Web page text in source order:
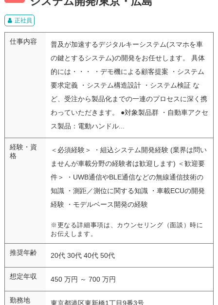
正社員
仕事内容
普及が加速するデジタルキーシステム(スマホを車
の鍵とするシステム)の開発をお任せします。 具体
的には・・・ ・デモ機による顧客提案 ・システム
要求定義 ・システム構造設計 ・システム検証 な
ど、受注から製品化までの一連のプロセスに深く携
わっていただきます。 ●対象製品群 ・自動車アクセ
ス製品：電動ハンドル...
経験・資
格
＜必須経験＞ ・組込システム開発経験 (業界は問い
ませんが車載分野の経験者は歓迎します) ＜歓迎要
件＞ ・UWB通信やBLE通信などの無線通信技術の
知識 ・測距／測位に関する知識 ・車載ECUの開発
経験 ・モデルベース開発の経験
※更なる詳細事項は、カウンセリング（面談）時に
お伝えします。
推奨年齢 20代 30代 40代 50代
想定年収 450 万円 ～ 700 万円
勤務地
東京都港区東新橋1丁目9番3号